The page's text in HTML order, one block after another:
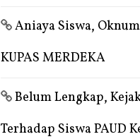
Aniaya Siswa,
KUPAS MERDEKA
Belum Lengkap,
Terhadap Siswa PAUD